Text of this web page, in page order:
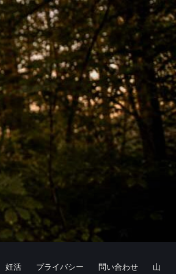
妊活 プライバシー 問い合わせ 山